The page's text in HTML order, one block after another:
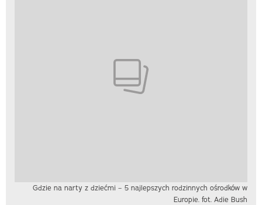
Gdzie na narty z dziećmi – 5 najlepszych rodzinnych ośrodków w
Europie. fot. Adie Bush